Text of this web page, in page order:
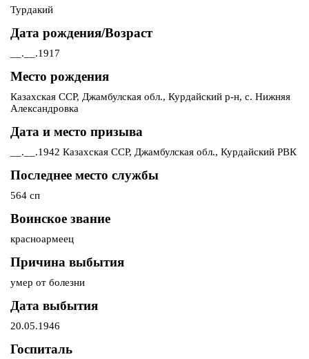
Турдакий
Дата рождения/Возраст
__.__.1917
Место рождения
Казахская ССР, Джамбулская обл., Курдайский р-н, с. Нижняя
Александровка
Дата и место призыва
__.__.1942 Казахская ССР, Джамбулская обл., Курдайский РВК
Последнее место службы
564 сп
Воинское звание
красноармеец
Причина выбытия
умер от болезни
Дата выбытия
20.05.1946
Госпиталь